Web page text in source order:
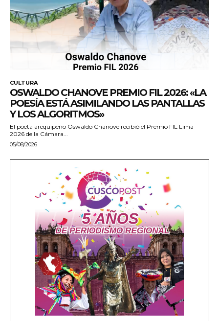
CULTURA
OSWALDO CHANOVE PREMIO FIL 2026: «LA
POESÍA ESTÁ ASIMILANDO LAS PANTALLAS
Y LOS ALGORITMOS»
El poeta arequipeño Oswaldo Chanove recibió el Premio FIL Lima
2026 de la Cámara...
05/08/2026